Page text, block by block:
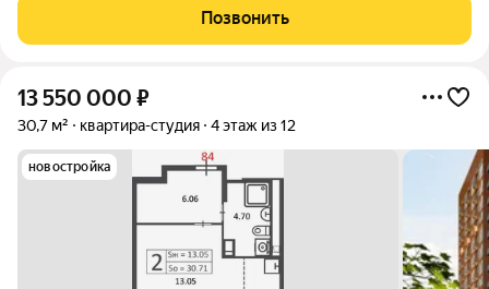
административном округе, район Соколиная Гора. Квартира
площадью 34,5 кв. м на седьмом
Позвонить
13 550 000 ₽
30,7 м² квартира-студия 4 этаж из 12
новостройка